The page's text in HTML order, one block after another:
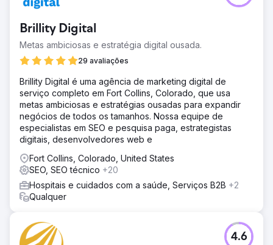
Resultado
13 páginas simultaneamente classificadas na primeira
página do Google para as principais palavras-chave do
nicho. Domínio absoluto da SERP, com as posições de 1 a
10 sob controle. Aumento médio de 340% no tráfego
orgânico por site. Redução de 70% na dependência do
Google Ads. Primeiros sites do setor a aparecerem em
Visões Gerais de IA e a serem citados pelo ChatGPT e
Perplexity para consultas de turismo no México.
Ir para a página da agência
Brillity Digital
Metas ambiciosas e estratégia digital ousada.
29 avaliações
Brillity Digital é uma agência de marketing digital de
serviço completo em Fort Collins, Colorado, que usa
metas ambiciosas e estratégias ousadas para expandir
negócios de todos os tamanhos. Nossa equipe de
especialistas em SEO e pesquisa paga, estrategistas
digitais, desenvolvedores web e
Fort Collins, Colorado, United States
SEO, SEO técnico +20
Hospitais e cuidados com a saúde, Serviços B2B +2
Qualquer
4.6